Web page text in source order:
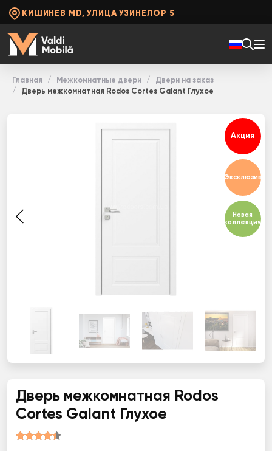
КИШИНЕВ MD, УЛИЦА УЗИНЕЛОР 5
Главная Межкомнатные двери
Двери на заказ
Дверь межкомнатная Rodos Cortes Galant Глухое
Акция
Эксклюзив
Новая
коллекция
Дверь межкомнатная Rodos
Cortes Galant Глухое